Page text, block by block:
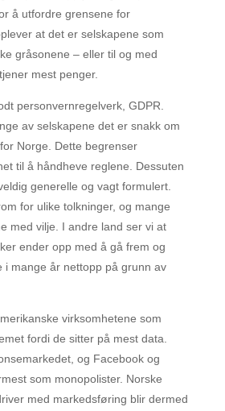
å utfordre grensene for
at det er selskapene som
gråsonene – eller til og med
mest penger.
personvernregelverk, GDPR.
av selskapene det er snakk om
Norge. Dette begrenser
til å håndheve reglene. Dessuten
generelle og vagt formulert.
for ulike tolkninger, og mange
med vilje. I andre land ser vi at
ender opp med å gå frem og
i mange år nettopp på grunn av
virksomhetene som
fordi de sitter på mest data.
og Facebook og
som monopolister. Norske
med markedsføring blir dermed